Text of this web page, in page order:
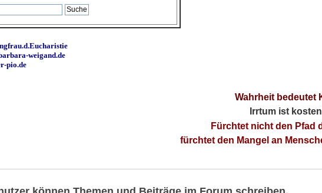
weigand.de
pio.de
Wahrheit bedeutet
Irrtum ist
Fürchtet nicht den Pfad
fürchtet den Mangel an